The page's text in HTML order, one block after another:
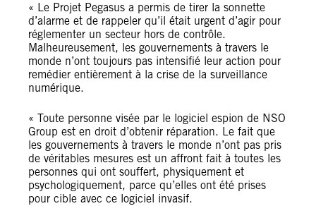
« Le Projet Pegasus a permis de tirer la sonnette
d’alarme et de rappeler qu’il était urgent d’agir pour
réglementer un secteur hors de contrôle.
Malheureusement, les gouvernements à travers le
monde n’ont toujours pas intensifié leur action pour
remédier entièrement à la crise de la surveillance
numérique.
« Toute personne visée par le logiciel espion de NSO
Group est en droit d’obtenir réparation. Le fait que
les gouvernements à travers le monde n’ont pas pris
de véritables mesures est un affront fait à toutes les
personnes qui ont souffert, physiquement et
psychologiquement, parce qu’elles ont été prises
pour cible avec ce logiciel invasif.